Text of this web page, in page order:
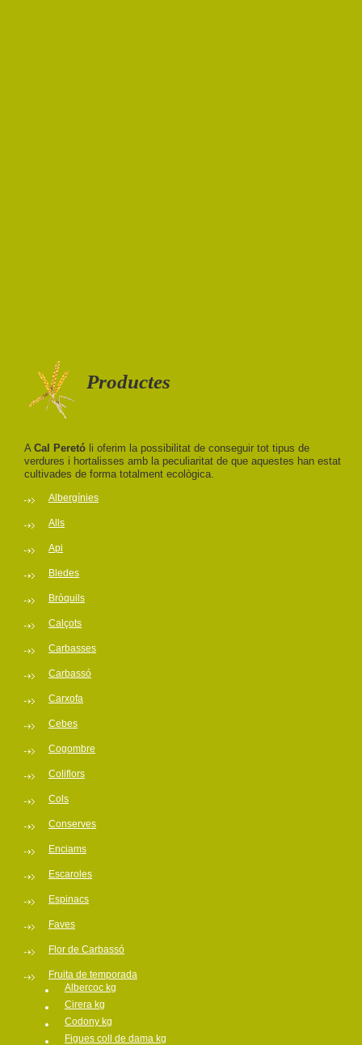
Productes
A Cal Peretó li oferim la possibilitat de conseguir tot tipus de
verdures i hortalisses amb la peculiaritat de que aquestes han estat
cultivades de forma totalment ecològica.
Albergínies
Alls
Api
Bledes
Bròquils
Calçots
Carbasses
Carbassó
Carxofa
Cebes
Cogombre
Coliflors
Cols
Conserves
Enciams
Escaroles
Espinacs
Faves
Flor de Carbassó
Fruita de temporada
Albercoc kg
Cirera kg
Codony kg
Figues coll de dama kg